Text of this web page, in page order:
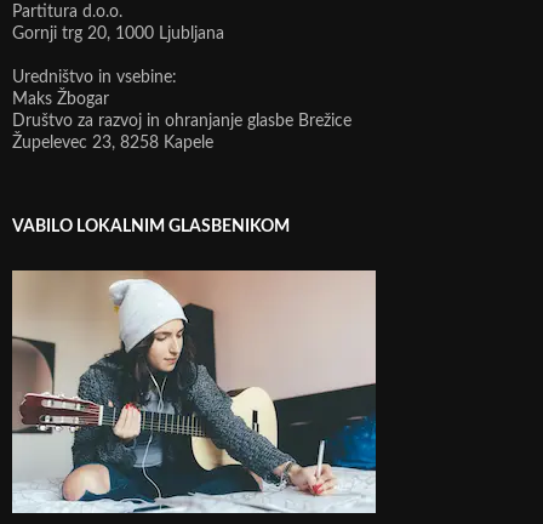
Partitura d.o.o.
Gornji trg 20, 1000 Ljubljana
Uredništvo in vsebine:
Maks Žbogar
Društvo za razvoj in ohranjanje glasbe Brežice
Župelevec 23, 8258 Kapele
VABILO LOKALNIM GLASBENIKOM